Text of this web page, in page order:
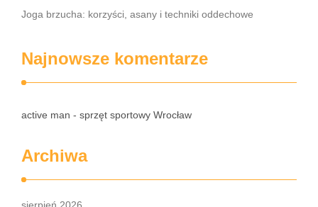
Joga brzucha: korzyści, asany i techniki oddechowe
Najnowsze komentarze
active man - sprzęt sportowy Wrocław
Archiwa